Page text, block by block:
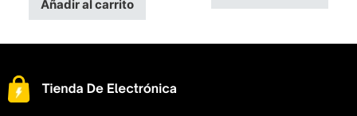
Añadir al carrito